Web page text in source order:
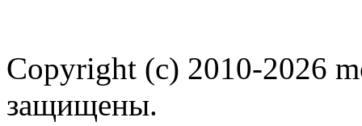
Copyright (c) 2010-2026
защищены.